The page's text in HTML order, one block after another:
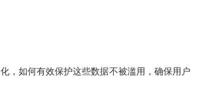
，如何有效保护这些数据不被滥用，确保用户